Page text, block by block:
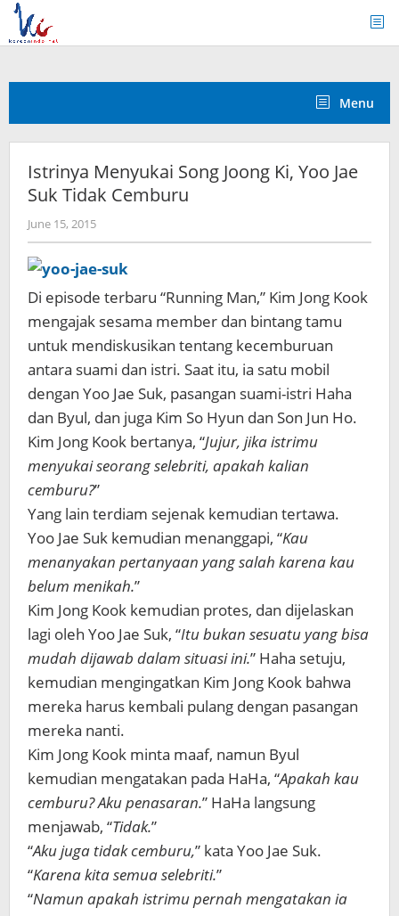
Skip
content
Menu
Istrinya Menyukai Song Joong Ki, Yoo Jae
Suk Tidak Cemburu
June 15, 2015by
Koreanindo
Di episode terbaru “Running Man,” Kim Jong Kook
mengajak sesama member dan bintang tamu
untuk mendiskusikan tentang kecemburuan
antara suami dan istri. Saat itu, ia satu mobil
dengan Yoo Jae Suk, pasangan suami-istri Haha
dan Byul, dan juga Kim So Hyun dan Son Jun Ho.
Kim Jong Kook bertanya, “Jujur, jika istrimu
menyukai seorang selebriti, apakah kalian
cemburu?”
Yang lain terdiam sejenak kemudian tertawa.
Yoo Jae Suk kemudian menanggapi, “Kau
menanyakan pertanyaan yang salah karena kau
belum menikah.”
Kim Jong Kook kemudian protes, dan dijelaskan
lagi oleh Yoo Jae Suk, “Itu bukan sesuatu yang bisa
mudah dijawab dalam situasi ini.” Haha setuju,
kemudian mengingatkan Kim Jong Kook bahwa
mereka harus kembali pulang dengan pasangan
mereka nanti.
Kim Jong Kook minta maaf, namun Byul
kemudian mengatakan pada HaHa, “Apakah kau
cemburu? Aku penasaran.” HaHa langsung
menjawab, “Tidak.”
“Aku juga tidak cemburu,” kata Yoo Jae Suk.
“Karena kita semua selebriti.”
“Namun apakah istrimu pernah mengatakan ia